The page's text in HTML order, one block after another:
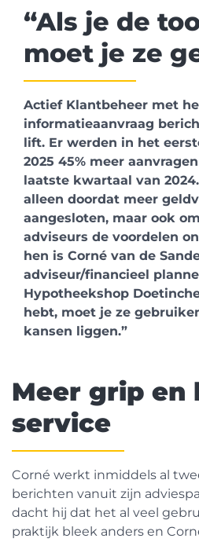
“Als je de
moet je ze
Actief Klantbeheer met
informatieaanvraag
lift. Er werden in het
2025 45% meer
laatste kwartaal van
alleen doordat meer
aangesloten, maar ook
adviseurs de voordelen
hen is Corné van de
adviseur/financieel
Hypotheekshop
hebt, moet je ze
kansen liggen.”
Meer grip en
service
Corné werkt inmiddels al
berichten vanuit zijn
dacht hij dat het al veel
praktijk bleek anders en